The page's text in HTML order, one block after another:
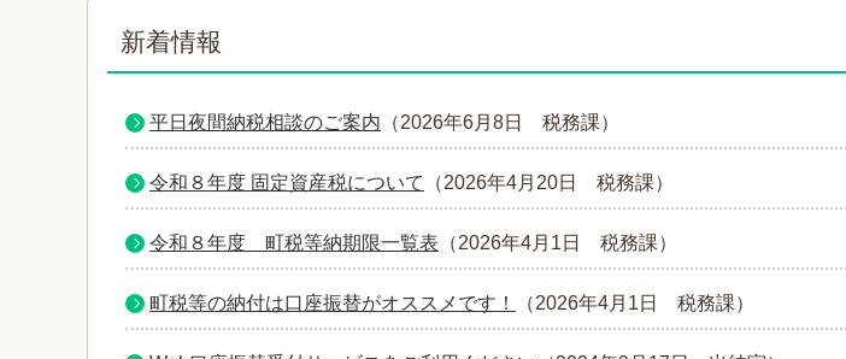
新着情報
平日夜間納税相談のご案内 （2026年6月8日 税務課）
令和８年度 固定資産税について （2026年4月20日 税務課）
令和８年度 町税等納期限一覧表 （2026年4月1日 税務課）
町税等の納付は口座振替がオススメです！ （2026年4月1日 税務課）